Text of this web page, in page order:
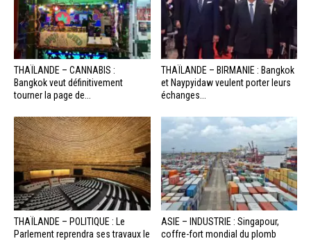
THAÏLANDE – CANNABIS :
Bangkok veut définitivement
tourner la page de...
THAÏLANDE – BIRMANIE : Bangkok
et Naypyidaw veulent porter leurs
échanges...
THAÏLANDE – POLITIQUE : Le
Parlement reprendra ses travaux le
ASIE – INDUSTRIE : Singapour,
coffre-fort mondial du plomb